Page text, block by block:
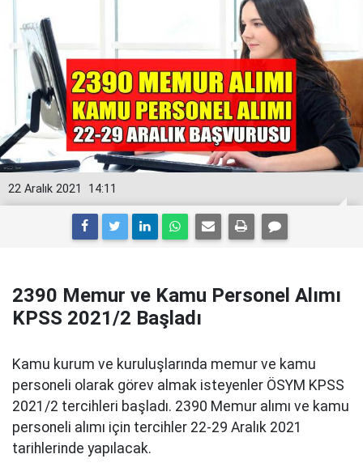
14:11
22 Aralık 2021
2390 Memur ve Kamu Personel Alımı
KPSS 2021/2 Başladı
Kamu kurum ve kuruluşlarında memur ve kamu
personeli olarak görev almak isteyenler ÖSYM KPSS
2021/2 tercihleri başladı. 2390 Memur alımı ve kamu
personeli alımı için tercihler 22-29 Aralık 2021
tarihlerinde yapılacak.